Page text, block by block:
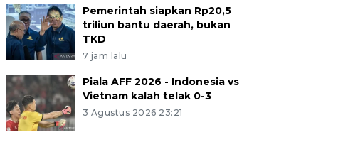
Pemerintah siapkan Rp20,5
triliun bantu daerah, bukan
TKD
7 jam lalu
Piala AFF 2026 - Indonesia vs
Vietnam kalah telak 0-3
3 Agustus 2026 23:21